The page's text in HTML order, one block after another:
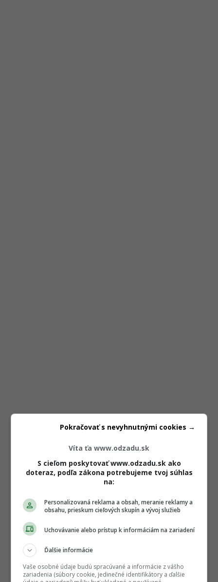
Víta ťa www.odzadu.sk
S cieľom poskytovať www.odzadu.sk ako
doteraz, podľa zákona potrebujeme tvoj súhlas
na:
Personalizovaná reklama a obsah, meranie reklamy a
obsahu, prieskum cieľových skupín a vývoj služieb
Uchovávanie alebo prístup k informáciám na zariadení
Ďalšie informácie
Vaše osobné údaje budú spracúvané a informácie z vášho
zariadenia (súbory cookie, jedinečné identifikátory a ďalšie
Pokračovať s nevyhnutnými cookies →